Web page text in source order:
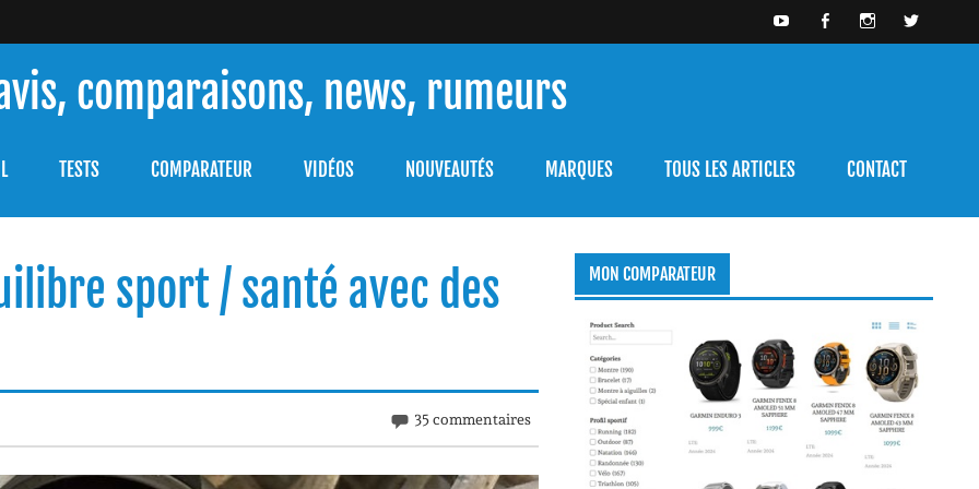
comparaisons, news, rumeurs
TESTS COMPARATEUR VIDÉOS NOUVEAUTÉS MARQUES TOUS LES ARTICLES CONTACT
sport / santé avec des
35 commentaires
MON COMPARATEUR